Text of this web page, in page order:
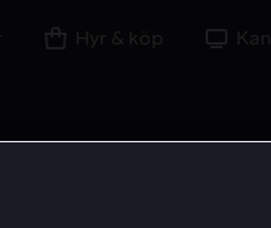
Hyr & köp